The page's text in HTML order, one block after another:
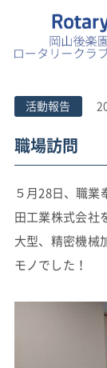
活動報告
職場訪問
５月28日、職業
田工業株式会社
大型、精密機械
モノでした！